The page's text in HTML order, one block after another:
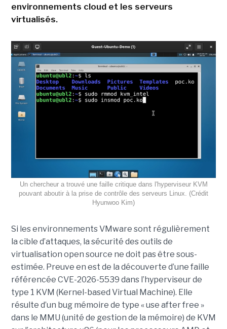
environnements cloud et les serveurs
virtualisés.
Un chercheur a trouvé une faille critique dans l'hyperviseur KVM
pouvant aboutir à la prise de contrôle des serveurs Linux. (Crédit
Hyunwoo Kim)
Si les environnements VMware sont régulièrement
la cible d’attaques, la sécurité des outils de
virtualisation open source ne doit pas être sous-
estimée. Preuve en est de la découverte d’une faille
référencée CVE-2026-5539 dans l’hyperviseur de
type 1 KVM (Kernel-based Virtual Machine). Elle
résulte d’un bug mémoire de type « use after free »
dans le MMU (unité de gestion de la mémoire) de KVM